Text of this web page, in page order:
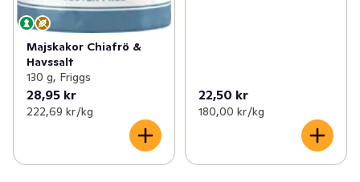
Majskakor Chiafrö &
Havssalt
130 g, Friggs
28,95 kr
222,69 kr /kg
22,50 kr
180,00 kr /kg